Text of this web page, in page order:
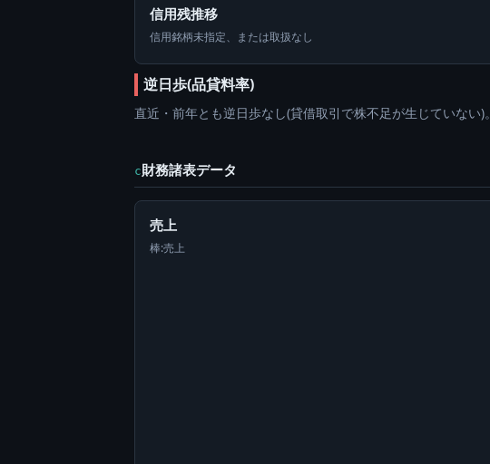
信用残推移
信用銘柄未指定、または取扱なし
逆日歩(品貸料率)
直近・前年とも逆日歩なし(貸借取引で株不足が生じていない)。
c財務諸表データ
売上
棒:売上